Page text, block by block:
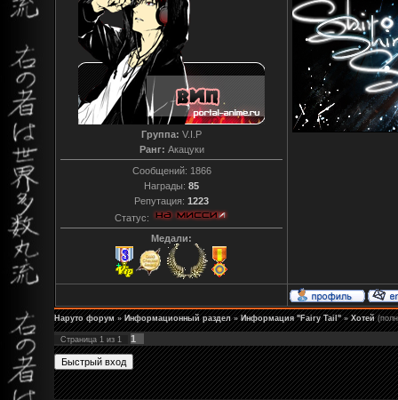
Группа: V.I.P
Ранг: Акацуки
Сообщений: 1866
Награды: 85
Репутация: 1223
Статус:
Медали:
Наруто форум » Информационный раздел » Информация "Fairy Tail" » Хотей
Страница 1 из 1 1